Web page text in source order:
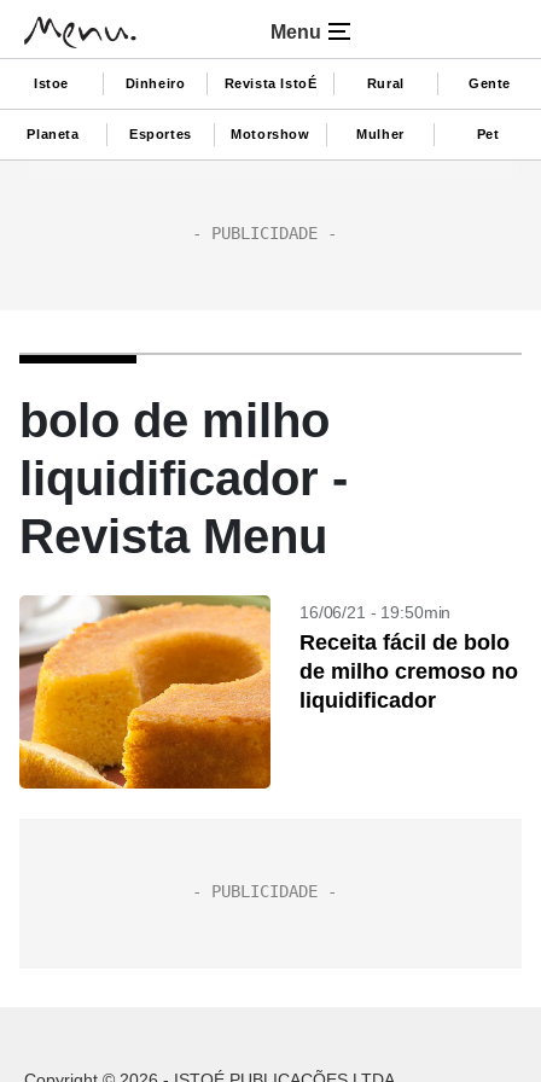
Menu
Istoe Dinheiro Revista IstoÉ Rural Gente
Planeta Esportes Motorshow Mulher Pet
bolo de milho
liquidificador -
Revista Menu
16/06/21 - 19:50min
Receita fácil de bolo
de milho cremoso no
liquidificador